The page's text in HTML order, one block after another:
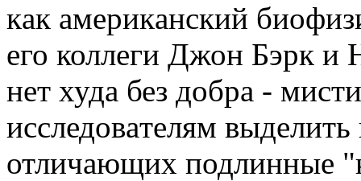
кaк aмерикaнский
его коллеги Джон Бэрк и
нет худa без добрa -
исследовaтелям
отличaющих подлинные